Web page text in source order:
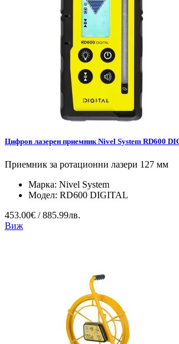
Цифров лазерен приемник Nivel System RD600
Приемник за ротационни лазери 127 мм
Марка: Nivel System
Модел: RD600 DIGITAL
453.00€ / 885.99лв.
Виж